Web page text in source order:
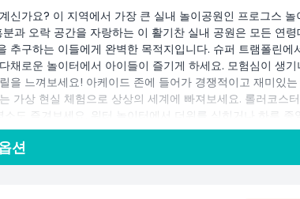
신가요? 이 지역에서 가장 큰 실내 놀이공원인 프로그스
과 오락 공간을 자랑하는 이 활기찬 실내 공원은 모든 연
추구하는 이들에게 완벽한 목적지입니다. 슈퍼 트램폴린에
채로운 놀이터에서 아이들이 즐기게 하세요. 모험심이 생
을 느껴보세요! 아케이드 존에 들어가 경쟁적이고 재미있
가상 현실 체험으로 상상의 세계에 빠져보세요. 롤러코스
도 즐겨보세요. 워터 놀이터에서 더위를 식히거나 하루 종
취하세요. 프로그스 놀이공원에서는 즐거움이 끝나지 않습
을 위한 완벽한 실내 가족 명소입니다.
션